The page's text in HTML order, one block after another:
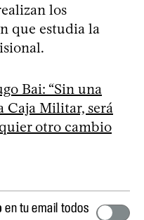
los
que estudia la
Bai: “Sin una
Caja Militar, será
otro cambio
en tu email todos